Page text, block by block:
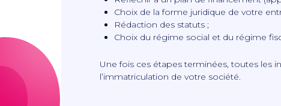
Choix de la forme juridique de votre
Rédaction des statuts ;
Choix du régime social et du régime
Une fois ces étapes terminées, toutes les
l’immatriculation de votre société.